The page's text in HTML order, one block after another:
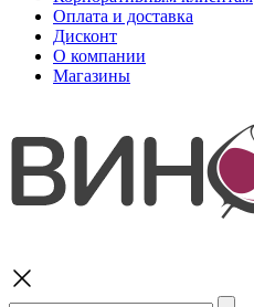
Оплата и доставка
Дисконт
О компании
Магазины